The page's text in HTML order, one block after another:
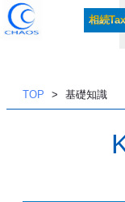
内
相続
TOP 基礎知識